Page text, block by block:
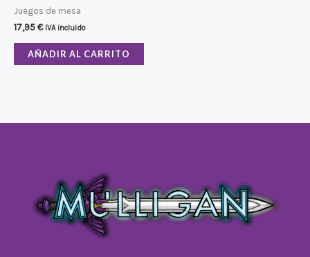
Juegos de mesa
17,95€ IVA incluido
AÑADIR AL CARRITO